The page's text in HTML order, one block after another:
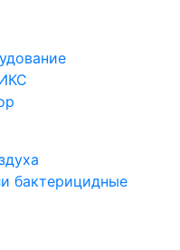
бактерицидные